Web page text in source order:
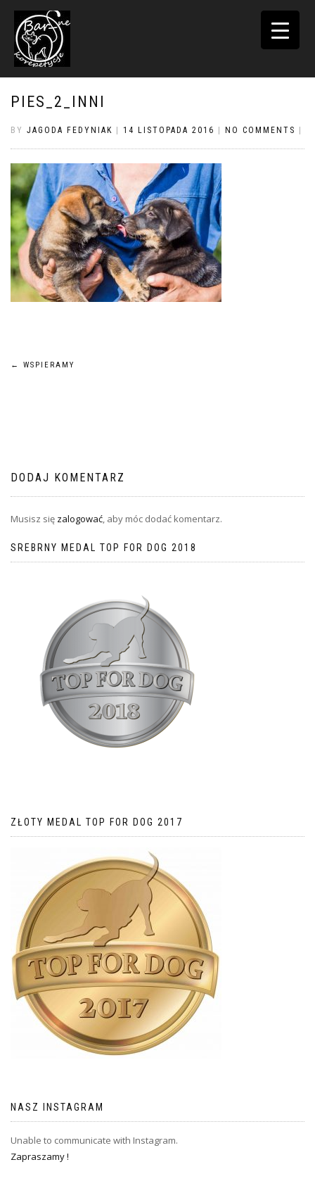
TOGGLE
PIES_2_INNI
BY JAGODA FEDYNIAK 14 LISTOPADA 2016 NO COMMENTS
Nawigacja
← WSPIERAMY
DODAJ KOMENTARZ
Musisz się zalogować, aby móc dodać komentarz.
SREBRNY MEDAL TOP FOR DOG 2018
ZŁOTY MEDAL TOP FOR DOG 2017
NASZ INSTAGRAM
Unable to communicate with Instagram.
Zapraszamy !